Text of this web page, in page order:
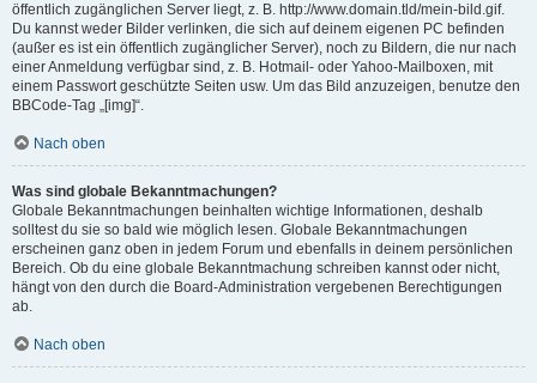
öffentlich zugänglichen Server liegt, z. B. http://www.domain.tld/mein-bild.gif.
Du kannst weder Bilder verlinken, die sich auf deinem eigenen PC befinden
(außer es ist ein öffentlich zugänglicher Server), noch zu Bildern, die nur nach
einer Anmeldung verfügbar sind, z. B. Hotmail- oder Yahoo-Mailboxen, mit
einem Passwort geschützte Seiten usw. Um das Bild anzuzeigen, benutze den
BBCode-Tag „[img]“.
Nach oben
Was sind globale Bekanntmachungen?
Globale Bekanntmachungen beinhalten wichtige Informationen, deshalb
solltest du sie so bald wie möglich lesen. Globale Bekanntmachungen
erscheinen ganz oben in jedem Forum und ebenfalls in deinem persönlichen
Bereich. Ob du eine globale Bekanntmachung schreiben kannst oder nicht,
hängt von den durch die Board-Administration vergebenen Berechtigungen
ab.
Nach oben